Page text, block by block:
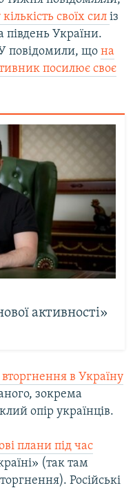
своїх сил із
південь України.
повідомили, що на
посилює своє
активності»
в Україну
зокрема
опір українців.
плани під час
(так там
Російські